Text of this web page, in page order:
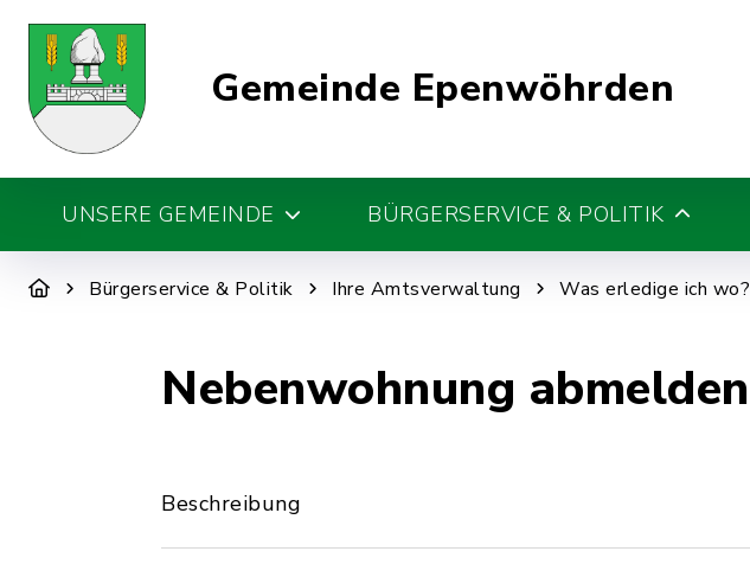
Gemeinde Epenwöhrden
UNSERE GEMEINDE BÜRGERSERVICE & POLITIK
Bürgerservice & Politik Ihre Amtsverwaltung Was erledige ich wo?
Nebenwohnung abmelden
Beschreibung